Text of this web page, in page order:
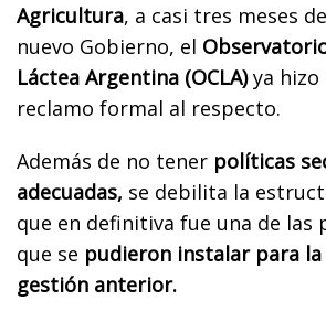
Agricultura, a casi tres meses
nuevo Gobierno, el
Láctea Argentina (OCLA)ya hizo
reclamo formal al respecto.
Además de no tener políticas
adecuadas, se debilita la
que en definitiva fue una de las
que se pudieron instalar para la
gestión anterior.